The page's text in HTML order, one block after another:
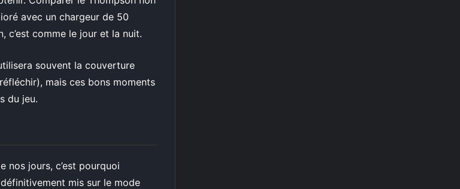
avec un chargeur de 50
c’est comme le jour et la nuit.
souvent la couverture
mais ces bons moments
du jeu.
nos jours, c’est pourquoi
mis sur le mode